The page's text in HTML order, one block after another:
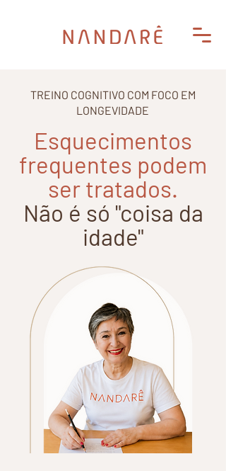
TREINO COGNITIVO COM FOCO EM
LONGEVIDADE
Esquecimentos
frequentes podem
ser tratados.
Não é só "coisa da
idade"